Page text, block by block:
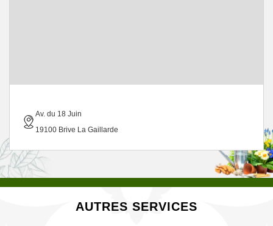
Av. du 18 Juin
19100 Brive La Gaillarde
AUTRES SERVICES